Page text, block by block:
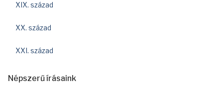
XIX. század
XX. század
XXI. század
Népszerű írásaink